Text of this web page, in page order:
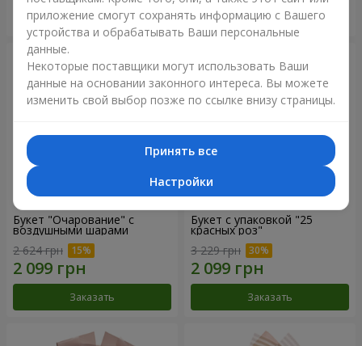
Заказать Заказать
Букет "Очарование" с
воздушными шарами
2 624 грн
Заказать
Букет с упаковкой "25
красных роз"
3 229 грн
Заказать
приложение смогут сохранять информацию с Вашего
устройства и обрабатывать Ваши персональные
данные.
Некоторые поставщики могут использовать Ваши
данные на основании законного интереса. Вы можете
изменить свой выбор позже по ссылке внизу страницы.
Принять все
Настройки